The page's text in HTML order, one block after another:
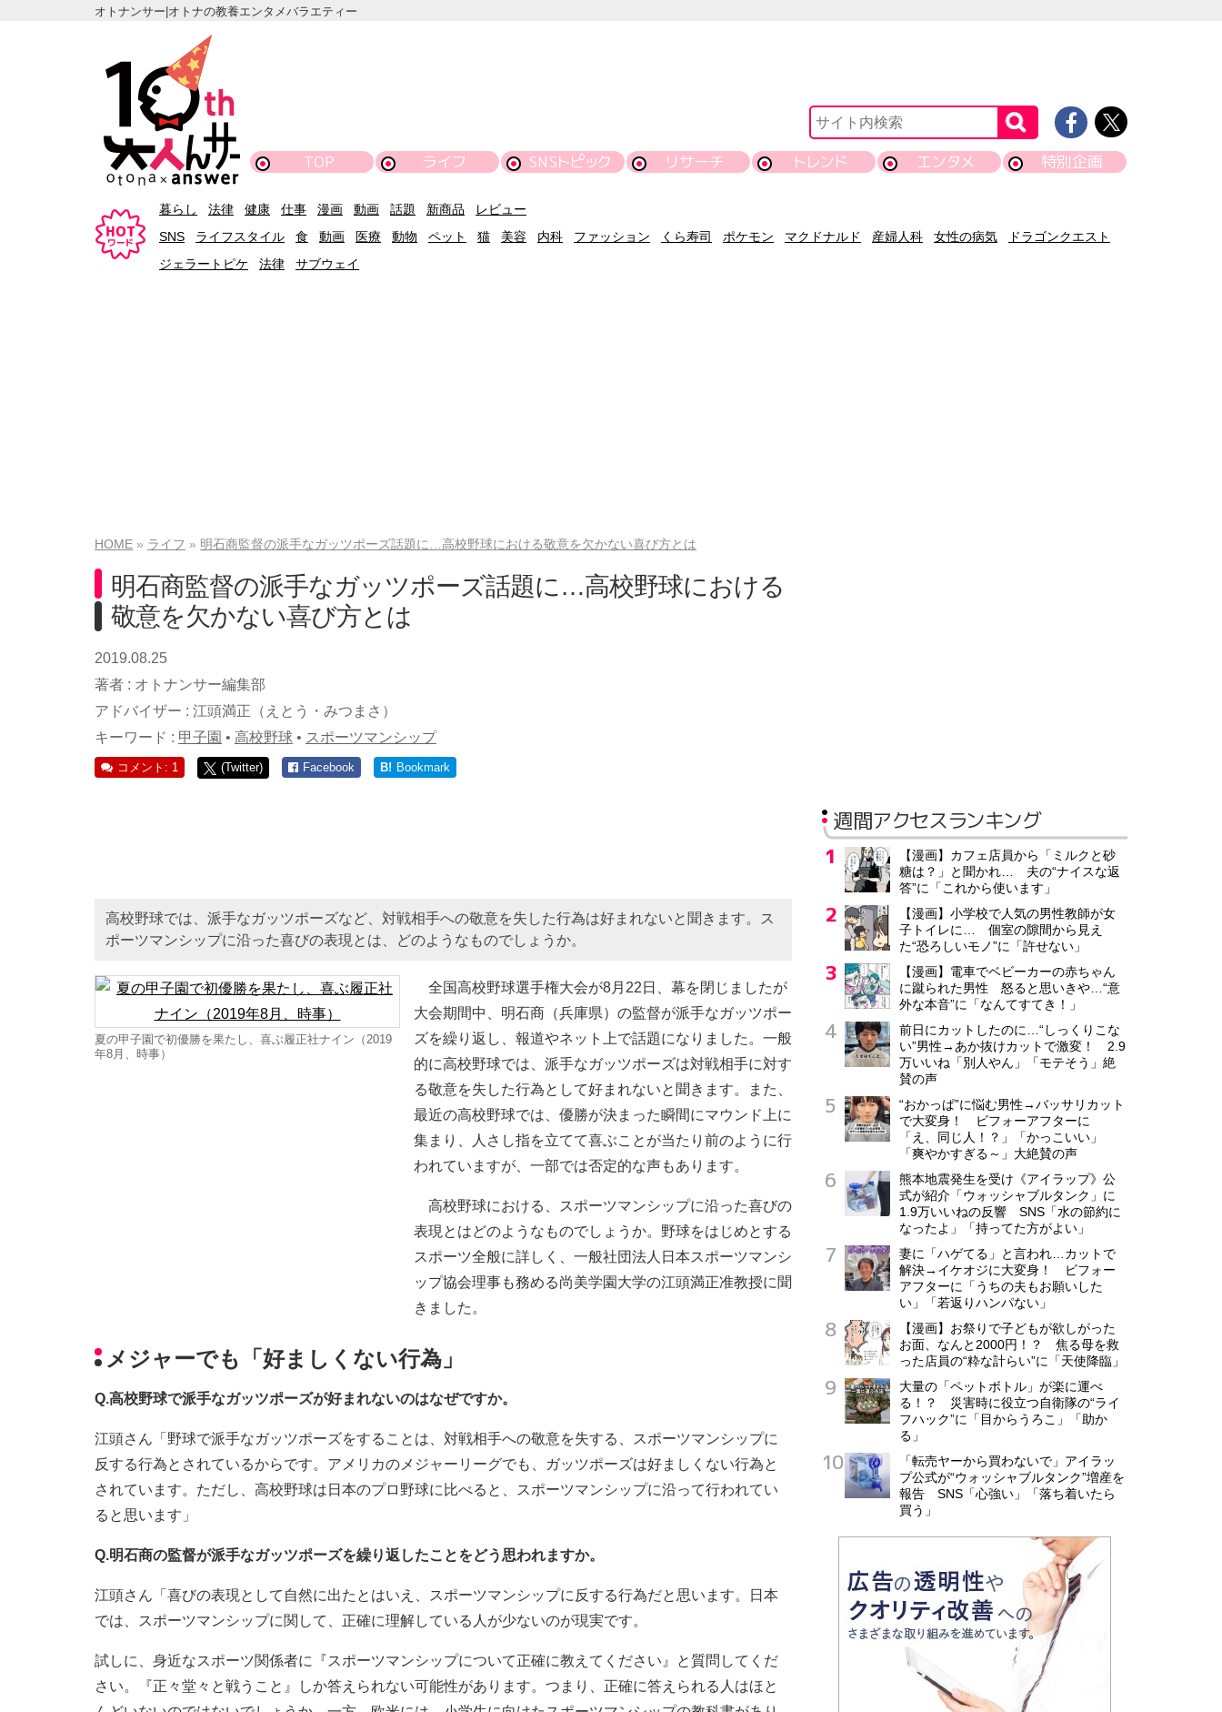
オトナンサー|オトナの教養エンタメバラエティー
TOP ライフ SNSトピック リサーチ トレンド エンタメ 特別企画
暮らし 法律 健康 仕事 漫画 動画 話題 新商品
レビュー
SNS
ライフスタイル 食 動画 医療 動物 ペット 猫 美容 内科 ファッション くら寿司 ポケモン マクドナルド 産婦人科 女性の病気
ドラゴンクエスト
ジェラートピケ
法律 サブウェイ
HOME ライフ 明石商監督の派手なガッツポーズ話題に…高校野球における敬意を欠かない喜び方とは
明石商監督の派手なガッツポーズ話題に…高校野球における
敬意を欠かない喜び方とは
2019.08.25
著者 : オトナンサー編集部
アドバイザー : 江頭満正（えとう・みつまさ）
キーワード : 甲子園 • 高校野球 • スポーツマンシップ
コメント: 1 (Twitter) Facebook B! Bookmark
高校野球では、派手なガッツポーズなど、対戦相手への敬意を失した行為は好まれないと聞きます。ス
ポーツマンシップに沿った喜びの表現とは、どのようなものでしょうか。
夏の甲子園で初優勝を果たし、喜ぶ履正社ナイン（2019
年8月、時事）
全国高校野球選手権大会が8月22日、幕を閉じましたが
大会期間中、明石商（兵庫県）の監督が派手なガッツポー
ズを繰り返し、報道やネット上で話題になりました。一般
的に高校野球では、派手なガッツポーズは対戦相手に対す
る敬意を失した行為として好まれないと聞きます。また、
最近の高校野球では、優勝が決まった瞬間にマウンド上に
集まり、人さし指を立てて喜ぶことが当たり前のように行
われていますが、一部では否定的な声もあります。
高校野球における、スポーツマンシップに沿った喜びの
表現とはどのようなものでしょうか。野球をはじめとする
スポーツ全般に詳しく、一般社団法人日本スポーツマンシ
ップ協会理事も務める尚美学園大学の江頭満正准教授に聞
きました。
メジャーでも「好ましくない行為」
Q.高校野球で派手なガッツポーズが好まれないのはなぜですか。
江頭さん「野球で派手なガッツポーズをすることは、対戦相手への敬意を失する、スポーツマンシップに
反する行為とされているからです。アメリカのメジャーリーグでも、ガッツポーズは好ましくない行為と
されています。ただし、高校野球は日本のプロ野球に比べると、スポーツマンシップに沿って行われてい
ると思います」
Q.明石商の監督が派手なガッツポーズを繰り返したことをどう思われますか。
江頭さん「喜びの表現として自然に出たとはいえ、スポーツマンシップに反する行為だと思います。日本
では、スポーツマンシップに関して、正確に理解している人が少ないのが現実です。
試しに、身近なスポーツ関係者に『スポーツマンシップについて正確に教えてください』と質問してくだ
さい。『正々堂々と戦うこと』しか答えられない可能性があります。つまり、正確に答えられる人はほと
週間アクセスランキング
【漫画】カフェ店員から「ミルクと砂
糖は？」と聞かれ… 夫の“ナイスな返
答”に「これから使います」
【漫画】小学校で人気の男性教師が女
子トイレに… 個室の隙間から見え
た“恐ろしいモノ”に「許せない」
【漫画】電車でベビーカーの赤ちゃん
に蹴られた男性 怒ると思いきや…“意
外な本音”に「なんてすてき！」
前日にカットしたのに…“しっくりこな
い”男性→あか抜けカットで激変！ 2.9
万いいね「別人やん」「モテそう」絶
賛の声
“おかっぱ”に悩む男性→バッサリカット
で大変身！ ビフォーアフターに
「え、同じ人！？」「かっこいい」
「爽やかすぎる～」大絶賛の声
熊本地震発生を受け《アイラップ》公
式が紹介「ウォッシャブルタンク」に
1.9万いいねの反響 SNS「水の節約に
なったよ」「持ってた方がよい」
妻に「ハゲてる」と言われ…カットで
解決→イケオジに大変身！ ビフォー
アフターに「うちの夫もお願いした
い」「若返りハンパない」
【漫画】お祭りで子どもが欲しがった
お面、なんと2000円！？ 焦る母を救
った店員の“粋な計らい”に「天使降臨」
大量の「ペットボトル」が楽に運べ
る！？ 災害時に役立つ自衛隊の“ライ
フハック”に「目からうろこ」「助か
る」
「転売ヤーから買わないで」アイラッ
プ公式が“ウォッシャブルタンク”増産を
報告 SNS「心強い」「落ち着いたら
買う」